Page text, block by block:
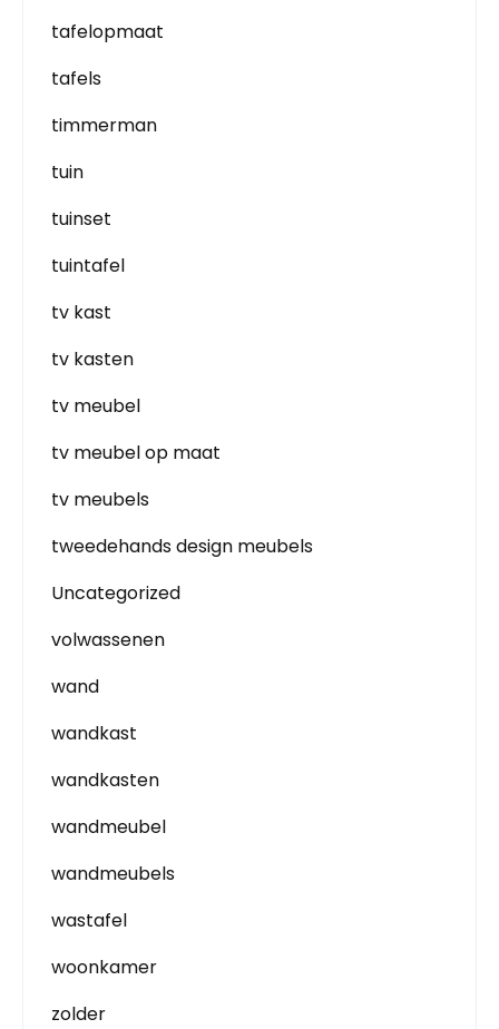
tafelopmaat
tafels
timmerman
tuin
tuinset
tuintafel
tv kast
tv kasten
tv meubel
tv meubel op maat
tv meubels
tweedehands design meubels
Uncategorized
volwassenen
wand
wandkast
wandkasten
wandmeubel
wandmeubels
wastafel
woonkamer
zolder